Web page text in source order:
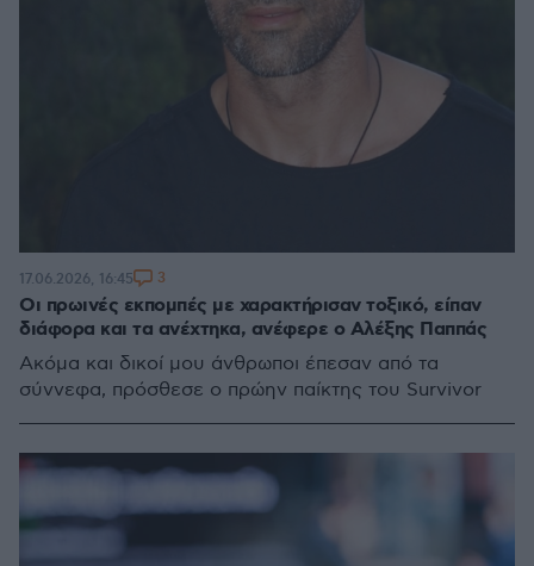
Οι πρωινές εκπομπές με χαρακτήρισαν τοξικό, είπαν
διάφορα και τα ανέχτηκα, ανέφερε ο Αλέξης Παππάς
Ακόμα και δικοί μου άνθρωποι έπεσαν από τα
σύννεφα, πρόσθεσε ο πρώην παίκτης του Survivor
17.06.2026, 16:45 3